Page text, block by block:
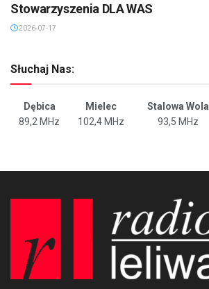
Stowarzyszenia DLA WAS
2026-07-17
Słuchaj Nas:
Dębica Mielec Stalowa Wola
89,2 MHz
102,4 MHz 93,5 MHz